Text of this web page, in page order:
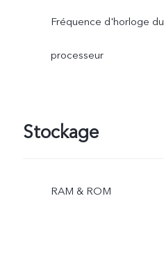
Fréquence d'horloge du
processeur
Stockage
RAM & ROM